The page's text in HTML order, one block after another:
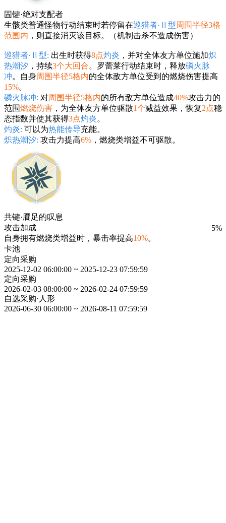
固键·绝对支配者
生骸类普通怪物行动结束时若停留在巡猎者·Ⅱ型周围半径3格
范围内 ，则直接消灭该目标。（机制击杀不造成伤害）
巡猎者·Ⅱ型: 出生时获得8点灼炎 ，并对全体友方单位施加炽
热潮汐 ，持续3个大回合。罗蕾莱行动结束时，释放磷火脉
冲。自身周围半径5格内的全体敌方单位受到的燃烧伤害提高
15%。
磷火脉冲: 对周围半径5格内的所有敌方单位造成40%攻击力的
范围燃烧伤害 ，为全体友方单位驱散1个减益效果，恢复2点稳
态指数并使其获得3点灼炎。
灼炎: 可以为热能传导充能。
炽热潮汐: 攻击力提高6% ，燃烧类增益不可驱散。
共键·餍足的叹息
攻击加成
5%
自身拥有燃烧类增益时，暴击率提高10%。
卡池
定向采购
2025-12-02 06:00:00 ~ 2025-12-23 07:59:59
定向采购
2026-02-03 08:00:00 ~ 2026-02-24 07:59:59
自选采购·人形
2026-06-30 06:00:00 ~ 2026-08-11 07:59:59